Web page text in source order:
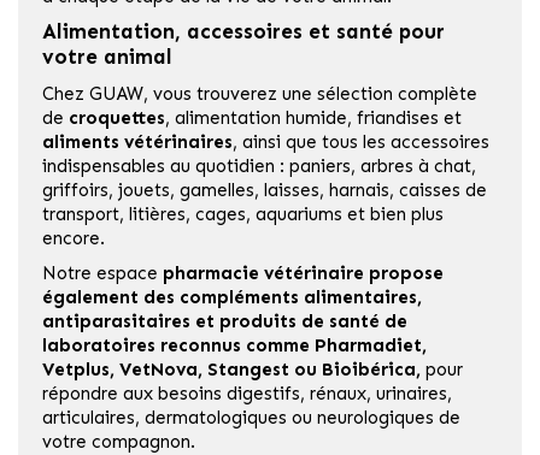
Alimentation, accessoires et santé pour
votre animal
Chez GUAW, vous trouverez une sélection complète
de croquettes, alimentation humide, friandises et
aliments vétérinaires, ainsi que tous les accessoires
indispensables au quotidien : paniers, arbres à chat,
griffoirs, jouets, gamelles, laisses, harnais, caisses de
transport, litières, cages, aquariums et bien plus
encore.
Notre espace pharmacie vétérinaire propose
également des compléments alimentaires,
antiparasitaires et produits de santé de
laboratoires reconnus comme Pharmadiet,
Vetplus, VetNova, Stangest ou Bioibérica, pour
répondre aux besoins digestifs, rénaux, urinaires,
articulaires, dermatologiques ou neurologiques de
votre compagnon.